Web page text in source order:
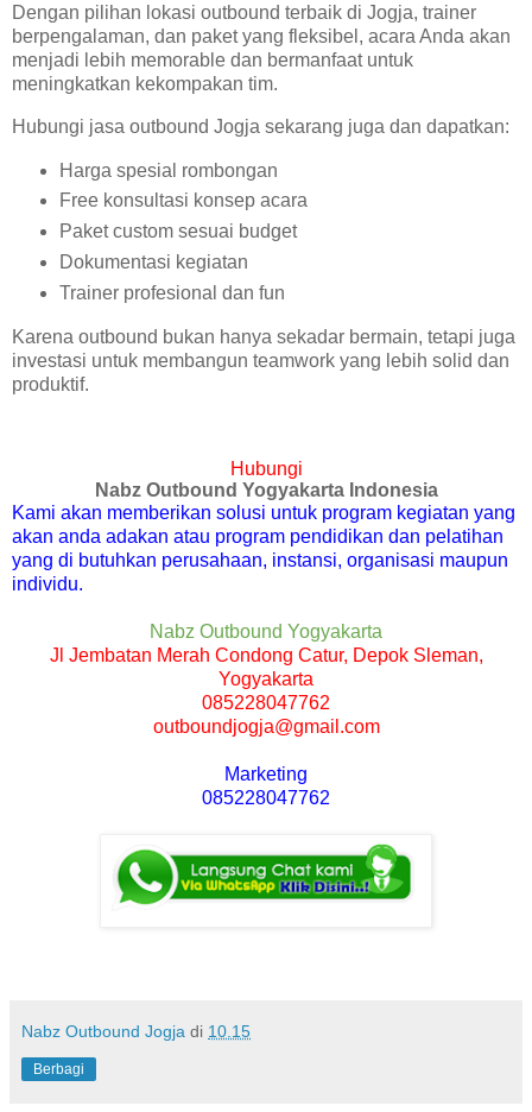
Dengan pilihan lokasi outbound terbaik di Jogja, trainer
berpengalaman, dan paket yang fleksibel, acara Anda akan
menjadi lebih memorable dan bermanfaat untuk
meningkatkan kekompakan tim.
Hubungi jasa outbound Jogja sekarang juga dan dapatkan:
Harga spesial rombongan
Free konsultasi konsep acara
Paket custom sesuai budget
Dokumentasi kegiatan
Trainer profesional dan fun
Karena outbound bukan hanya sekadar bermain, tetapi juga
investasi untuk membangun teamwork yang lebih solid dan
produktif.
Hubungi
Nabz Outbound Yogyakarta Indonesia
Kami akan memberikan solusi untuk program kegiatan yang
akan anda adakan atau program pendidikan dan pelatihan
yang di butuhkan perusahaan, instansi, organisasi maupun
individu.
Nabz Outbound Yogyakarta
Jl Jembatan Merah Condong Catur, Depok Sleman,
Yogyakarta
085228047762
outboundjogja@gmail.com
Marketing
085228047762
Nabz Outbound Jogja di 10.15
Berbagi